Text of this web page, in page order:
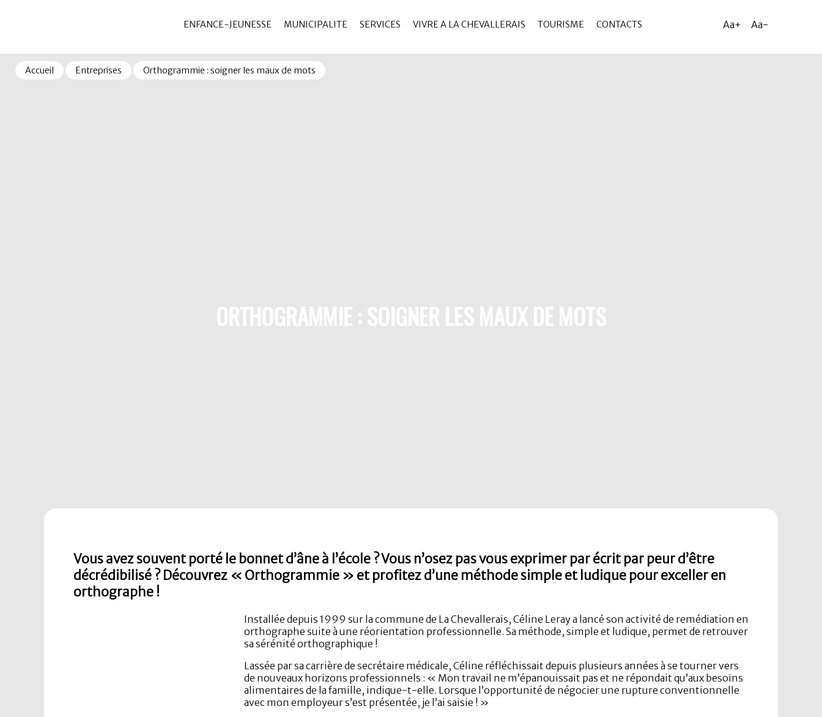
ENFANCE-JEUNESSE MUNICIPALITE SERVICES VIVRE A LA CHEVALLERAIS TOURISME CONTACTS Aa+ Aa-
Accueil Entreprises Orthogrammie : soigner les maux de mots
ORTHOGRAMMIE : SOIGNER LES MAUX DE MOTS
Vous avez souvent porté le bonnet d’âne à l’école ? Vous n’osez pas vous exprimer par écrit par peur d’être
décrédibilisé ? Découvrez « Orthogrammie » et profitez d’une méthode simple et ludique pour exceller en
orthographe !
Installée depuis 1999 sur la commune de La Chevallerais, Céline Leray a lancé son activité de remédiation en
orthographe suite à une réorientation professionnelle. Sa méthode, simple et ludique, permet de retrouver
sa sérénité orthographique !
Lassée par sa carrière de secrétaire médicale, Céline réfléchissait depuis plusieurs années à se tourner vers
de nouveaux horizons professionnels : « Mon travail ne m’épanouissait pas et ne répondait qu’aux besoins
alimentaires de la famille, indique-t-elle. Lorsque l’opportunité de négocier une rupture conventionnelle
avec mon employeur s’est présentée, je l’ai saisie ! »